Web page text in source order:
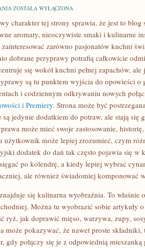
PERFUMY
ZOSTAŁA WYŁĄCZONA
charakter tej strony sprawia, że jest to blog
aromaty, nieoczywiste smaki i kulinarne
zarówno pasjonatów kuchni
dobrane przyprawy potrafią całkowicie
się wokół kuchni pełnej zapachów,
są tu punktem wyjścia do opowieści
i codziennym odkrywaniu nowych
i Premiery. Strona może być
jedynie dodatkiem do potraw, ale stają się
może mieć swoje zastosowanie,
użytkownik może lepiej zrozumieć, czym
dodatek do dań tak często pojawia się w
po kolendrę, a kiedy lepiej wybrać
ale również świadomiej komponować
się kulinarna wyobraźnia. To właśnie
Można tu wyobrazić sobie artykuły
ryż, jak doprawić mięso, warzywa, zupy,
może pokazywać, że nawet proste
gdy połączy się je z odpowiednią